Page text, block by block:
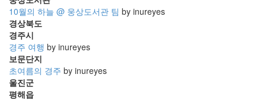
10월의 하늘 @ 웅상도서관 팀 by inureyes
경상북도
경주시
경주 여행 by inureyes
보문단지
초여름의 경주 by inureyes
울진군
평해읍
결
혼
식
2009